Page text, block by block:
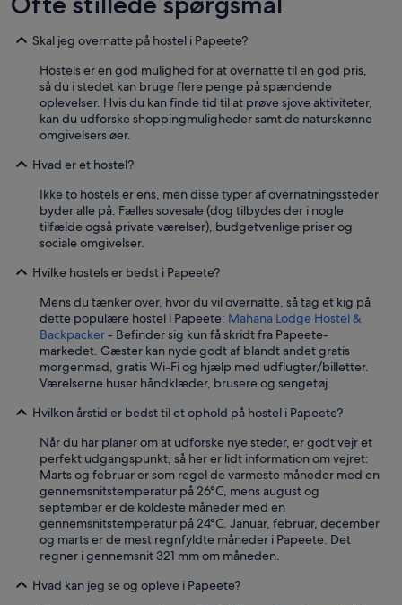
Skal jeg overnatte på hostel i Papeete?
Hostels er en god mulighed for at overnatte til en god pris,
så du i stedet kan bruge flere penge på spændende
oplevelser. Hvis du kan finde tid til at prøve sjove aktiviteter,
kan du udforske shoppingmuligheder samt de naturskønne
omgivelsers øer.
Hvad er et hostel?
Ikke to hostels er ens, men disse typer af overnatningssteder
byder alle på: Fælles sovesale (dog tilbydes der i nogle
tilfælde også private værelser), budgetvenlige priser og
sociale omgivelser.
Hvilke hostels er bedst i Papeete?
Mens du tænker over, hvor du vil overnatte, så tag et kig på
dette populære hostel i Papeete: Mahana Lodge Hostel &
Backpacker - Befinder sig kun få skridt fra Papeete-
markedet. Gæster kan nyde godt af blandt andet gratis
morgenmad, gratis Wi-Fi og hjælp med udflugter/billetter.
Værelserne huser håndklæder, brusere og sengetøj.
Hvilken årstid er bedst til et ophold på hostel i Papeete?
Når du har planer om at udforske nye steder, er godt vejr et
perfekt udgangspunkt, så her er lidt information om vejret:
Marts og februar er som regel de varmeste måneder med en
gennemsnitstemperatur på 26°C, mens august og
september er de koldeste måneder med en
gennemsnitstemperatur på 24°C. Januar, februar, december
og marts er de mest regnfyldte måneder i Papeete. Det
regner i gennemsnit 321 mm om måneden.
Hvad kan jeg se og opleve i Papeete?